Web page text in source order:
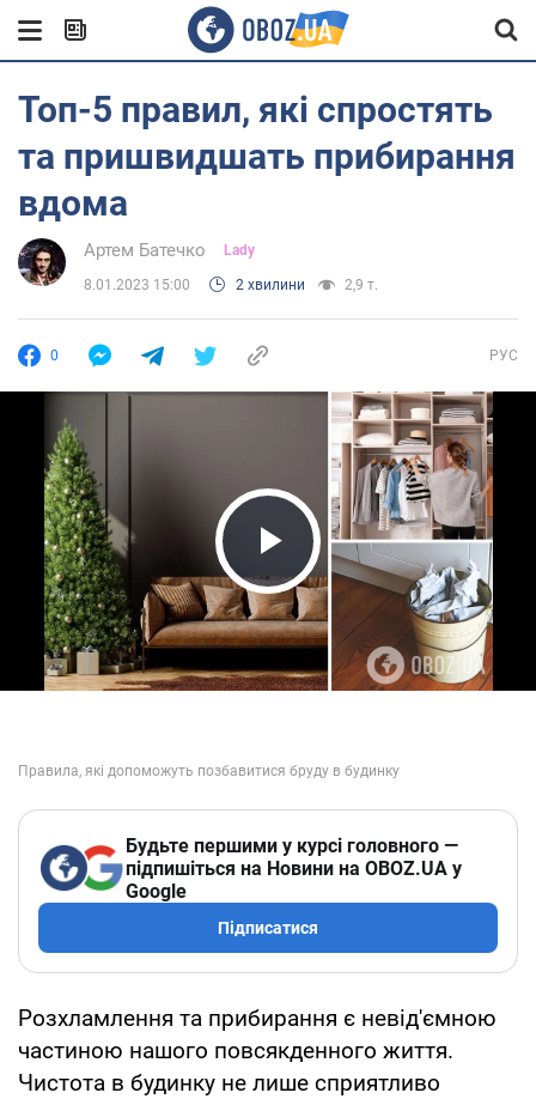
Топ-5 правил, які спростять
та пришвидшать прибирання
вдома
Артем Батечко Lady
8.01.2023 15:00 2 хвилини 2,9 т.
0 РУС
Play Video
Будьте першими у курсі головного —
підпишіться на Новини на OBOZ.UA у
Google
Підписатися
Розхламлення та прибирання є невід'ємною
частиною нашого повсякденного життя.
Чистота в будинку не лише сприятливо